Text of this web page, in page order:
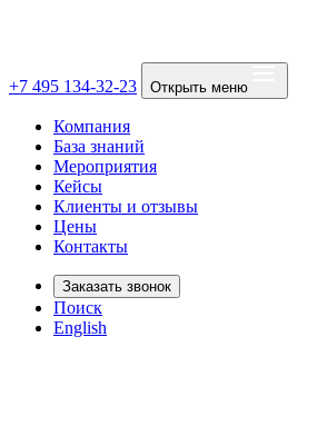
+7 495 134-32-23 Открыть меню
Компания
База знаний
Мероприятия
Кейсы
Клиенты и отзывы
Цены
Контакты
Заказать звонок
Поиск
English